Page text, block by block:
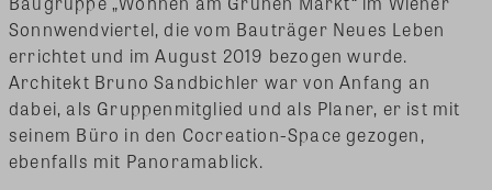
Sonnwendviertel, die vom Bauträger Neues Leben
errichtet und im August 2019 bezogen wurde.
Architekt Bruno Sandbichler war von Anfang an
dabei, als Gruppenmitglied und als Planer, er ist mit
seinem Büro in den Cocreation-Space gezogen,
ebenfalls mit Panoramablick.